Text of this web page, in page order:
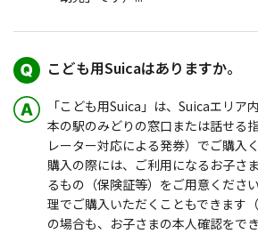
こども用Suicaはありますか。
「こども用Suica」は、Suicaエリア
本の駅のみどりの窓口または話せる
レーター対応による発券）でご購入
購入の際には、ご利用になるお子さ
るもの（保険証等）をご用意くださ
理でご購入いただくこともできます
の場合も、お子さまの本人確認をで